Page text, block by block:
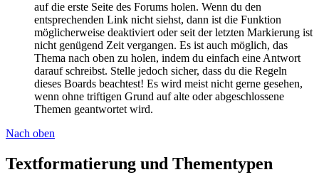
auf die erste Seite des Forums holen. Wenn du den
entsprechenden Link nicht siehst, dann ist die Funktion
möglicherweise deaktiviert oder seit der letzten Markierung ist
nicht genügend Zeit vergangen. Es ist auch möglich, das
Thema nach oben zu holen, indem du einfach eine Antwort
darauf schreibst. Stelle jedoch sicher, dass du die Regeln
dieses Boards beachtest! Es wird meist nicht gerne gesehen,
wenn ohne triftigen Grund auf alte oder abgeschlossene
Themen geantwortet wird.
Nach oben
Textformatierung und Thementypen